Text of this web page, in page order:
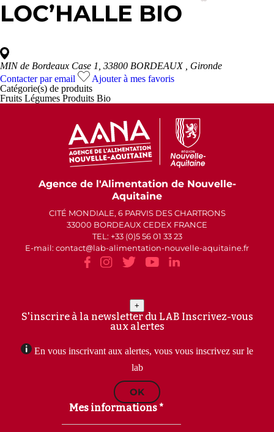
LOC’HALLE BIO
MIN de Bordeaux Case 1, 33800 BORDEAUX
, Gironde
Contacter par email
Ajouter à mes favoris
Catégorie(s) de produits
Fruits Légumes Produits Bio
Agence de l'Alimentation de Nouvelle-
Aquitaine
CITÉ MONDIALE, 6 PARVIS DES CHARTRONS
33000 BORDEAUX CEDEX FRANCE
TEL: +33 (0)5 56 01 33 23
E-mail: contact
lab-alimentation-nouvelle-aquitaine.fr
+
S'inscrire à la newsletter du LAB Inscrivez-vous
aux alertes
En vous inscrivant aux alertes, vous vous inscrivez sur le
lab
OK
Mes informations *